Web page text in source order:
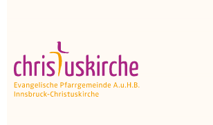
Unser Angebot